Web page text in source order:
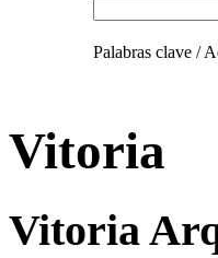
Palabras clave /
Vitoria
Vitoria